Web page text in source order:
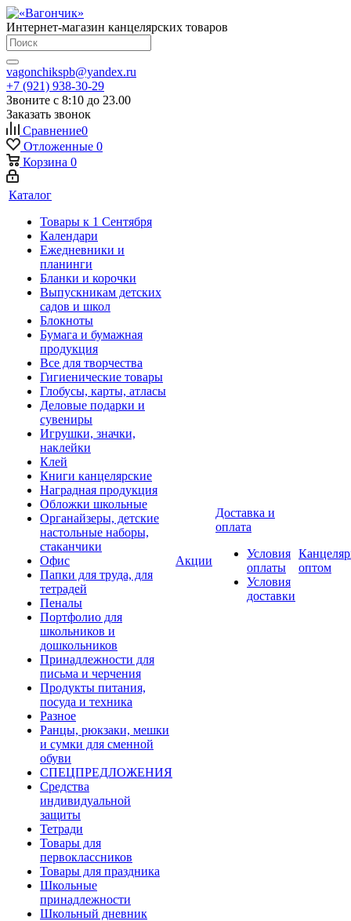
Интернет-магазин канцелярских товаров
vagonchikspb@yandex.ru
+7 (921) 938-30-29
Звоните с 8:10 до 23.00
Заказать звонок
Сравнение0
Отложенные 0
Корзина 0
Каталог
Товары к 1 Сентября
Календари
Ежедневники и
планинги
Бланки и корочки
Выпускникам детских
садов и школ
Блокноты
Бумага и бумажная
продукция
Все для творчества
Гигиенические товары
Глобусы, карты, атласы
Деловые подарки и
сувениры
Игрушки, значки,
наклейки
Клей
Книги канцелярские
Наградная продукция
Обложки школьные
Органайзеры, детские
настольные наборы,
стаканчики
Офис
Папки для труда, для
тетрадей
Пеналы
Портфолио для
школьников и
дошкольников
Принадлежности для
письма и черчения
Продукты питания,
посуда и техника
Разное
Ранцы, рюкзаки, мешки
и сумки для сменной
обуви
СПЕЦПРЕДЛОЖЕНИЯ
Средства
индивидуальной
защиты
Тетради
Товары для
первоклассников
Товары для праздника
Школьные
принадлежности
Школьный дневник
Акции
Доставка и
оплата
Условия
оплаты
Условия
доставки
оптом